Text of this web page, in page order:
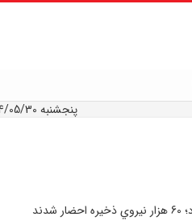
پنجشنبه 1404/05/30